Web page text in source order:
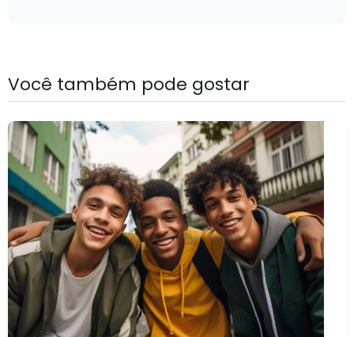
Você também pode gostar